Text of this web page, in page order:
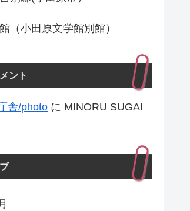
（小田原文学館別館）
ント
舎/photo に MINORU SUGAI